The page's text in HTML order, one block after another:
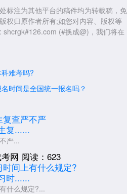
标注为其他平台的稿件均为转载稿，免
权归原作者所有;如您对内容、版权等
shcrgk#126.com (#换成@)，我们将在
难考吗?
时间是全国统一报名吗？
复......
严...
网 阅读：623
时......
什么规定?...